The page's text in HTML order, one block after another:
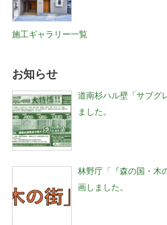
施工ギャラリー一覧
お知らせ
道南杉ハル壁「サブグ
ました。
林野庁「『森の国・木
画しました。